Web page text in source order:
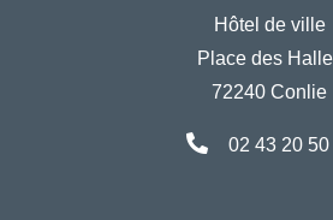
Hôtel de ville
Place des
72240 Conlie
02 43 20 50